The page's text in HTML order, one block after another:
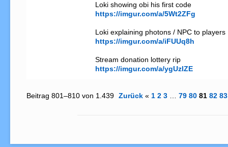
Loki showing obi his first code
https://imgur.com/a/5Wt2ZFg
Loki explaining photons / NPC to players
https://imgur.com/a/iFUUq8h
Stream donation lottery rip
https://imgur.com/a/ygUzlZE
Beitrag 801–810 von 1.439 Zurück « 1 2 3 …79 80 81 82 83